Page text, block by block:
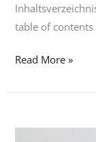
table of
Read More »